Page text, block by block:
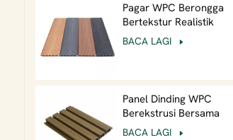
Pagar WPC Berongga
Bertekstur Realistik
Ringan Timbul Dalam
BACA LAGI
Panel Dinding WPC
Berekstrusi Bersama
26mm Tugas Berat untuk
BACA LAGI